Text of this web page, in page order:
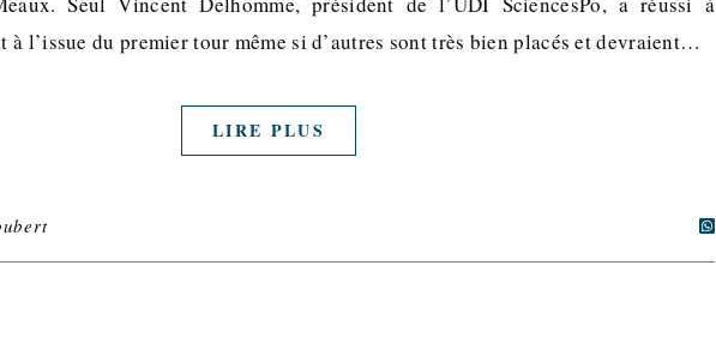
à l’issue du premier tour même si d’autres sont très bien placés et devraient…
LIRE PLUS